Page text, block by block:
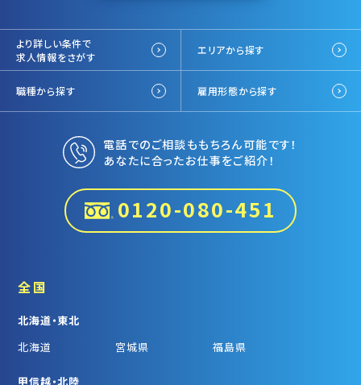
より詳しい条件で
求人情報をさがす
エリアから探す
職種から探す 雇用形態から探す
電話でのご相談ももちろん可能です！
あなたに合ったお仕事をご紹介！
0120-080-451
全国
北海道・東北
北海道
宮城県 福島県
甲信越・北陸